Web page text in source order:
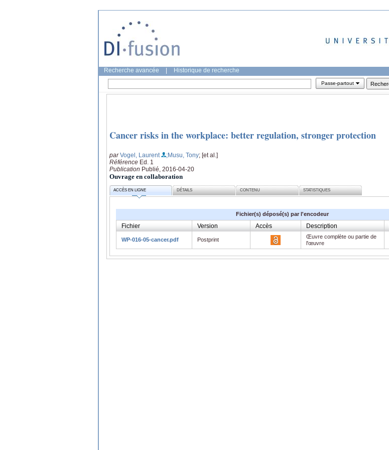
Recherche avancée Historique de recherche
Passe-partout
Cancer risks in the workplace: better regulation, stronger protection
parVogel, Laurent ;Musu, Tony; [et al.]
Référence Ed. 1
Publication Publié, 2016-04-20
Ouvrage en collaboration
ACCÈS EN LIGNE DÉTAILS CONTENU STATISTIQUES
Fichier(s) déposé(s) par l'encodeur
Fichier Version Accès Description
WP-016-05-cancer.pdf Postprint
Œuvre complète ou partie de
l'œuvre